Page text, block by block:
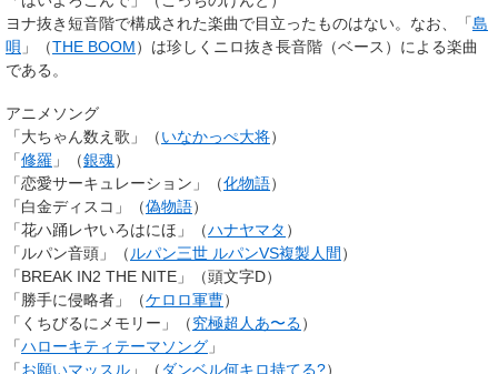
ヨナ抜き短音階で構成された楽曲で目立ったものはない。なお、「島
唄 」（THE BOOM）は珍しくニロ抜き長音階（ベース）による楽曲
である。
アニメソング
「大ちゃん数え歌」（いなかっぺ大将）
「修羅 」（銀魂）
「恋愛サーキュレーション」（化物語）
「白金ディスコ」（偽物語）
「花ハ踊レヤいろはにほ」（ハナヤマタ ）
「ルパン音頭」（ルパン三世 ルパンVS複製人間 ）
「BREAK IN2 THE NITE」（頭文字D）
「勝手に侵略者」（ケロロ軍曹）
「くちびるにメモリー」（究極超人あ〜る）
「ハローキティテーマソング 」
「お願いマッスル 」（ ダンベル何キロ持てる?）